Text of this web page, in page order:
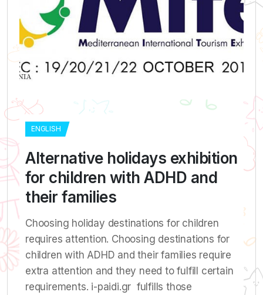
ENGLISH
Alternative holidays exhibition
for children with ADHD and
their families
Choosing holiday destinations for children
requires attention. Choosing destinations for
children with ADHD and their families require
extra attention and they need to fulfill certain
requirements. i-paidi.gr fulfills those